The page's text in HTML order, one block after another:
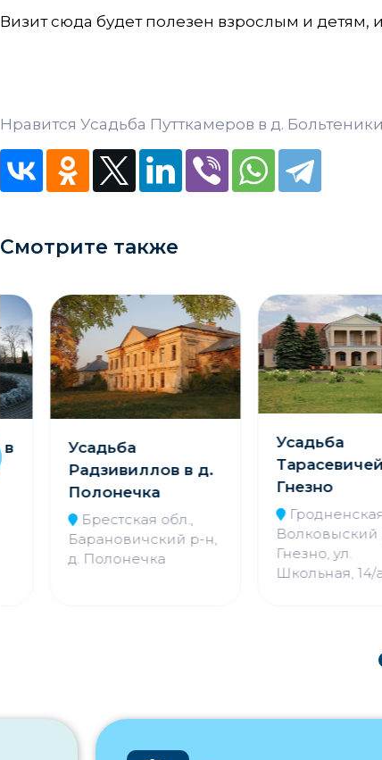
Визит сюда будет полезен взрослым и
Нравится Усадьба Путткамеров в д.
Смотрите также
Усадьба
Радзивиллов в д.
Полонечка
Брестская обл.,
Барановичский р-н,
д. Полонечка
Усадьба
Тарасевичей в д.
Гнезно
Гродненская
Волковыский р-н,
Гнезно, ул.
Школьная, 14/а